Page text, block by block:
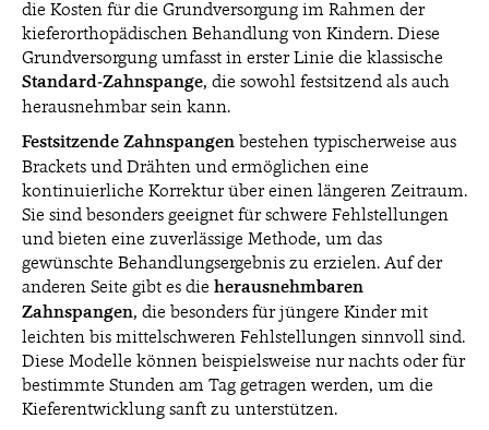
die Kosten für die Grundversorgung im Rahmen der
kieferorthopädischen Behandlung von Kindern. Diese
Grundversorgung umfasst in erster Linie die klassische
Standard-Zahnspange, die sowohl festsitzend als auch
herausnehmbar sein kann.
Festsitzende Zahnspangen bestehen typischerweise aus
Brackets und Drähten und ermöglichen eine
kontinuierliche Korrektur über einen längeren Zeitraum.
Sie sind besonders geeignet für schwere Fehlstellungen
und bieten eine zuverlässige Methode, um das
gewünschte Behandlungsergebnis zu erzielen. Auf der
anderen Seite gibt es die herausnehmbaren
Zahnspangen, die besonders für jüngere Kinder mit
leichten bis mittelschweren Fehlstellungen sinnvoll sind.
Diese Modelle können beispielsweise nur nachts oder für
bestimmte Stunden am Tag getragen werden, um die
Kieferentwicklung sanft zu unterstützen.